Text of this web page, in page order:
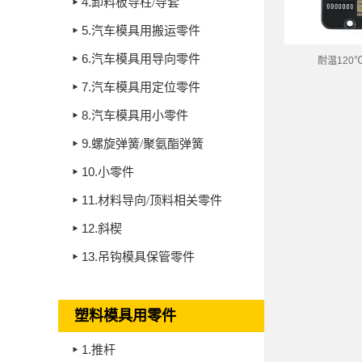
5.汽车模具用搬运零件
6.汽车模具用导向零件
7.汽车模具用定位零件
8.汽车模具用小零件
9.螺旋弹簧/聚氨酯弹簧
10.小零件
11.材料导向/顶料相关零件
12.斜楔
13.吊钩模具保管零件
塑料模具用零件
1.推杆
耐温